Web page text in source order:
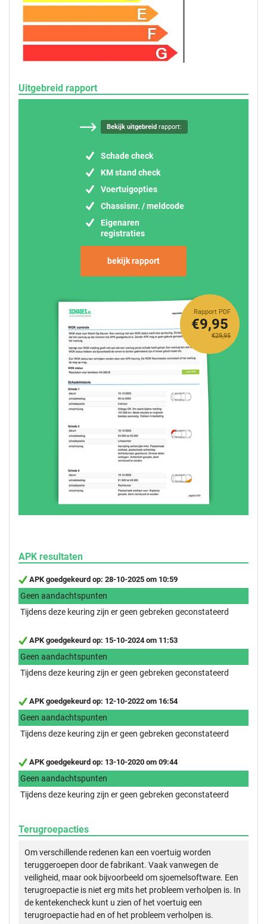
Uitgebreid rapport
Bekijk uitgebreidrapport:
Schade check
KM stand check
Voertuigopties
Chassisnr. / meldcode
Eigenaren
registraties
bekijk rapport
Rapport PDF
€29,95
€9,95
APK resultaten
APK goedgekeurd op: 28-10-2025 om 10:59
Geen aandachtspunten
Tijdens deze keuring zijn er geen gebreken geconstateerd
APK goedgekeurd op: 15-10-2024 om 11:53
Geen aandachtspunten
Tijdens deze keuring zijn er geen gebreken geconstateerd
APK goedgekeurd op: 12-10-2022 om 16:54
Geen aandachtspunten
Tijdens deze keuring zijn er geen gebreken geconstateerd
APK goedgekeurd op: 13-10-2020 om 09:44
Geen aandachtspunten
Tijdens deze keuring zijn er geen gebreken geconstateerd
Terugroepacties
Om verschillende redenen kan een voertuig worden
teruggeroepen door de fabrikant. Vaak vanwegen de
veiligheid, maar ook bijvoorbeeld om sjoemelsoftware. Een
terugroepactie is niet erg mits het probleem verholpen is. In
de kentekencheck kunt u zien of het voertuig een
terugroepactie had en of het probleem verholpen is.